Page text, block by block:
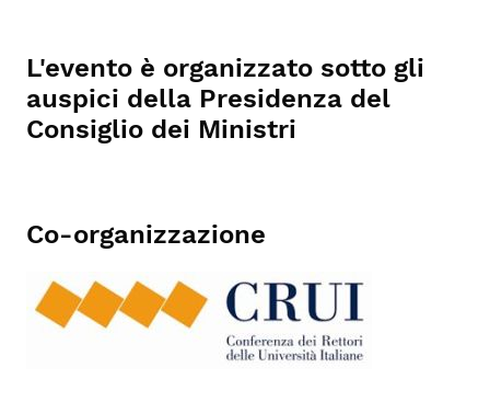
L'evento è organizzato sotto gli
auspici della Presidenza del
Consiglio dei Ministri
Co-organizzazione